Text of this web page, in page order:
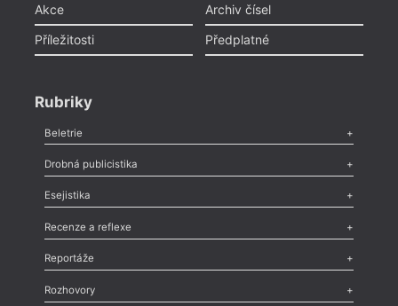
Akce
Příležitosti
Archiv čísel
Předplatné
Rubriky
Beletrie
Poezie,Próza,Dokumenty
Drobná publicistika
Odlesk
Nekrolog,Glosa,Sloupek,Pozvánka,Literární soutěž,
Esejistika
Esej , Pádlo,Úvaha
Recenze a reflexe
Recenze
Méně slov o próze,Celá rubrika
Reportáže
Literární zítřky
Celá rubrika
Rozhovory